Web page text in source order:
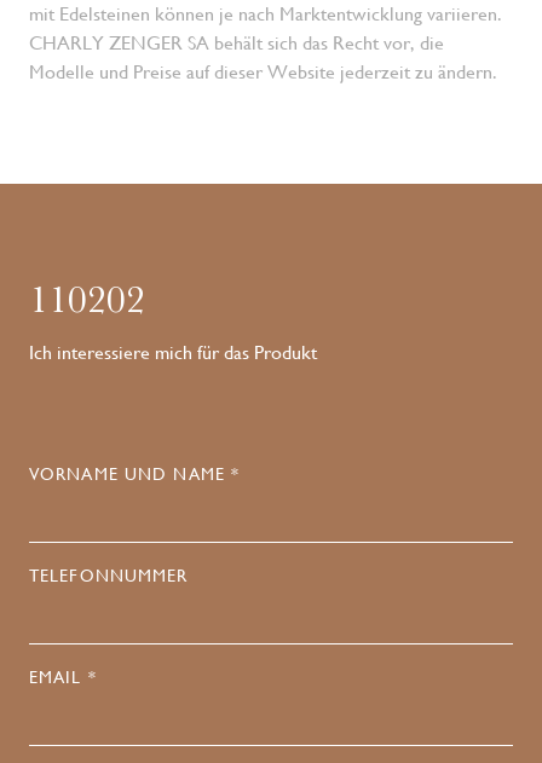
mit Edelsteinen können je nach Marktentwicklung variieren.
CHARLY ZENGER SA behält sich das Recht vor, die
Modelle und Preise auf dieser Website jederzeit zu ändern.
110202
Ich interessiere mich für das Produkt
VORNAME UND NAME *
TELEFONNUMMER
EMAIL *